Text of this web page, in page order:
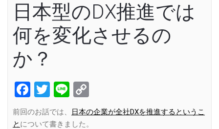
日本型のDX推進では
何を変化させるの
か？
Facebook
Twitter
Line
Link
前回のお話では、
日本の企業が全社DXを推進するというこ
と について書きました。